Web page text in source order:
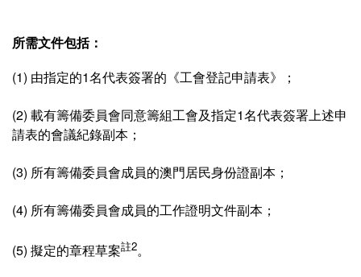
所需文件包括：
(1) 由指定的1名代表簽署的《工會登記申請表》；
(2) 載有籌備委員會同意籌組工會及指定1名代表簽署上述申
請表的會議紀錄副本；
(3) 所有籌備委員會成員的澳門居民身份證副本；
(4) 所有籌備委員會成員的工作證明文件副本；
(5) 擬定的章程草案註2。